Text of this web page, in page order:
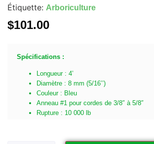
Étiquette: Arboriculture
$101.00
Spécifications :
Longueur : 4’
Diamètre : 8 mm (5/16’’)
Couleur : Bleu
Anneau #1 pour cordes de 3/8″ à 5/8″
Rupture : 10 000 lb